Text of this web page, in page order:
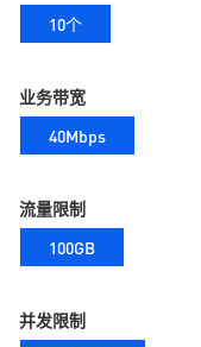
10个
业务带宽
40Mbps
流量限制
100GB
并发限制